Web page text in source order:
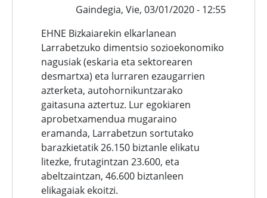
Gaindegia, Vie, 03/01/2020 - 12:55
EHNE Bizkaiarekin elkarlanean
Larrabetzuko dimentsio sozioekonomiko
nagusiak (eskaria eta sektorearen
desmartxa) eta lurraren ezaugarrien
azterketa, autohornikuntzarako
gaitasuna aztertuz. Lur egokiaren
aprobetxamendua mugaraino
eramanda, Larrabetzun sortutako
barazkietatik 26.150 biztanle elikatu
litezke, frutagintzan 23.600, eta
abeltzaintzan, 46.600 biztanleen
elikagaiak ekoitzi.